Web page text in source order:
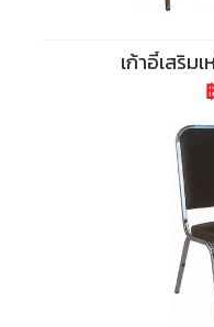
เก้าอี้เสริม